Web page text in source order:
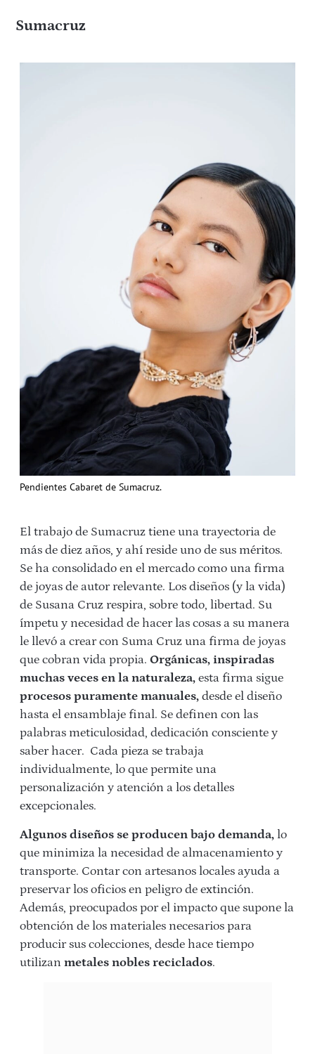
Sumacruz
Pendientes Cabaret de Sumacruz.
El trabajo de Sumacruz tiene una trayectoria de
más de diez años, y ahí reside uno de sus méritos.
Se ha consolidado en el mercado como una firma
de joyas de autor relevante. Los diseños (y la vida)
de Susana Cruz respira, sobre todo, libertad. Su
ímpetu y necesidad de hacer las cosas a su manera
le llevó a crear con Suma Cruz una firma de joyas
que cobran vida propia. Orgánicas, inspiradas
muchas veces en la naturaleza, esta firma sigue
procesos puramente manuales, desde el diseño
hasta el ensamblaje final. Se definen con las
palabras meticulosidad, dedicación consciente y
saber hacer. Cada pieza se trabaja
individualmente, lo que permite una
personalización y atención a los detalles
excepcionales.
Algunos diseños se producen bajo demanda, lo
que minimiza la necesidad de almacenamiento y
transporte. Contar con artesanos locales ayuda a
preservar los oficios en peligro de extinción.
Además, preocupados por el impacto que supone la
obtención de los materiales necesarios para
producir sus colecciones, desde hace tiempo
utilizan metales nobles reciclados.